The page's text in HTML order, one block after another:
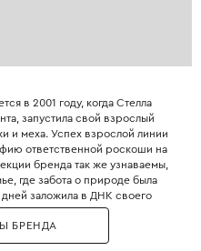
в 2001 году, когда Стелла
запустила свой взрослый
и меха. Успех взрослой линии
ответственной роскоши на
бренда так же узнаваемы,
где забота о природе была
заложила в ДНК своего
экологичные
полиэстер, вискозу
веганские материалы. Яркие
БРЕНДА